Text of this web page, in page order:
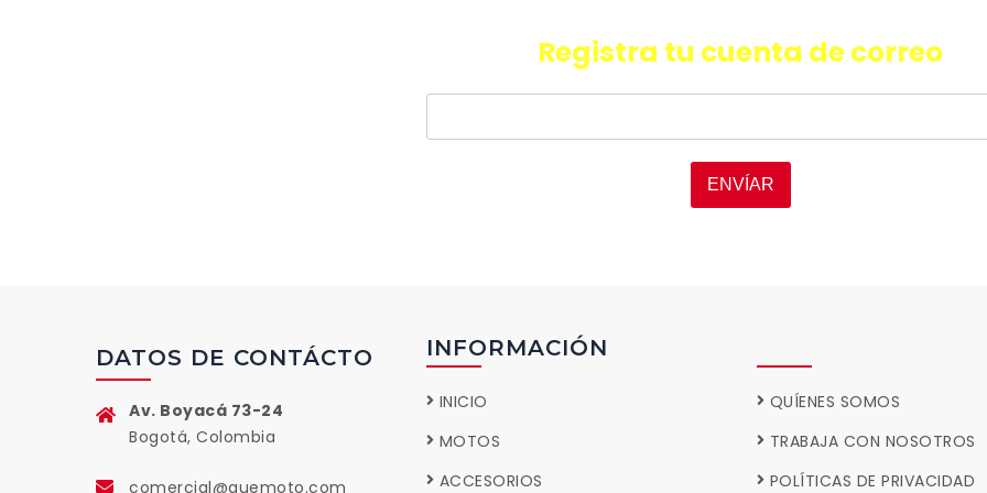
Registra tu cuenta de correo
ENVÍAR
DATOS DE CONTÁCTO
Av. Boyacá 73-24
Bogotá, Colombia
comercial@quemoto.com
INFORMACIÓN
INICIO
MOTOS
ACCESORIOS
QUÍENES SOMOS
TRABAJA CON NOSOTROS
POLÍTICAS DE PRIVACIDAD